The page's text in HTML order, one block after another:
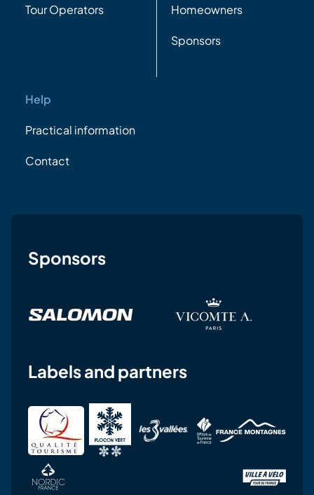
Tour Operators Homeowners
Sponsors
Help
Practical information
Contact
Sponsors
Labels and partners